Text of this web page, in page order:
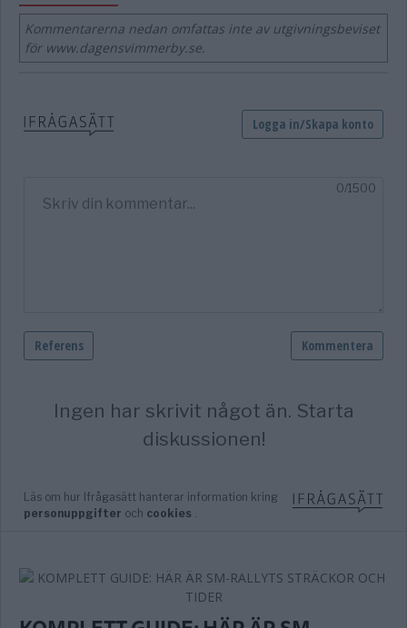
Kommentarerna nedan omfattas inte av utgivningsbeviset
för www.dagensvimmerby.se.